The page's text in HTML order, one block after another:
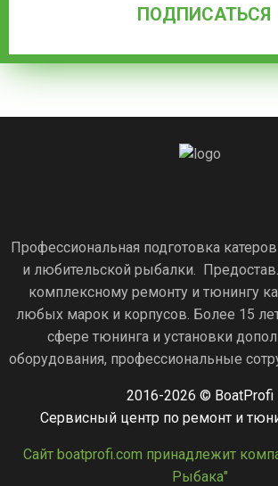
Профессиональная подготовка
и любительской рыбалки.
комплексному ремонту и тюнингу
любых марок и корпусов. Более 15
сфере тюнинга и установки
оборудования, профессиональные
2016-2026 © BoatProfi
Сервисный центр по ремонт и
Сайт boatprofi.com принадлежит
Рыбака"